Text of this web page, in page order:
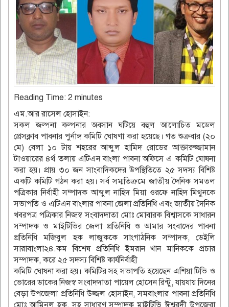
Reading Time: 2 minutes
এম.আর রাসেল হোসাইন:
সকল জল্পনা কল্পনার অবসান ঘটিয়ে বহুল আলোচিত মডেল
প্রেসক্লাব পাবনার পুর্নাঙ্গ কমিটি ঘোষণা করা হয়েছে। গত শুক্রবার (২০
মে) বেলা ১০ টায় শহরের আব্দুল হামিদ রোডের আক্তারুজ্জামান
টাওয়ারের ৪র্থ তলায় এটিএন বাংলা পাবনা অফিসে এ কমিটি ঘোষনা
করা হয়। প্রায় ৩০ জন সাংবাদিকদের উপস্থিতিতে ২৫ সদস্য বিশিষ্ট
একটি কমিটি গঠন করা হয়। সর্ব সম্মতিক্রমে জাতীয় দৈনিক সমতল
পত্রিকার নির্বাহী সম্পাদক আব্দুল নাহিদ মিয়া ওরফে নাহিদ মিথুনকে
সভাপতি ও এটিএন বাংলার পাবনা জেলা প্রতিনিধি এবং জাতীয় দৈনিক
খবরপত্র পত্রিকার নিজস্ব সংবাদদাতা মোঃ মোবারক বিশ্বাসকে সাধারন
সম্পাদক ও মাইটিভির জেলা প্রতিনিধি ও আমার সংবাদের পাবনা
প্রতিনিধি মজিবুল হক লাজুককে সাংগাঠনিক সম্পাদক, ডেইলি
সারাবাংলা২৪.কম বিশেষ প্রতিনিধি ইমরান খান মানিককে প্রচার
সম্পাদক, করে ২৫ সদস্য বিশিষ্ট কার্যনির্বাহী
কমিটি ঘোষনা করা হয়। কমিটির সহ সভাপতি হয়েছেন এশিয়া টিভি ও
ভোরের ডাকের নিজস্ব সংবাদদাতা পায়েল হোসেন রিন্টু, যায়যায় দিনের
বেড়া উপজেলা প্রতিনিধি উজ্জল হোসাইন, সমবাংলার পাবনা প্রতিনিধি
মোঃ আমিনুল হক, সহ সাধারণ সম্পাদক মাইটিভি ঈশ্বরদী উপজেরা